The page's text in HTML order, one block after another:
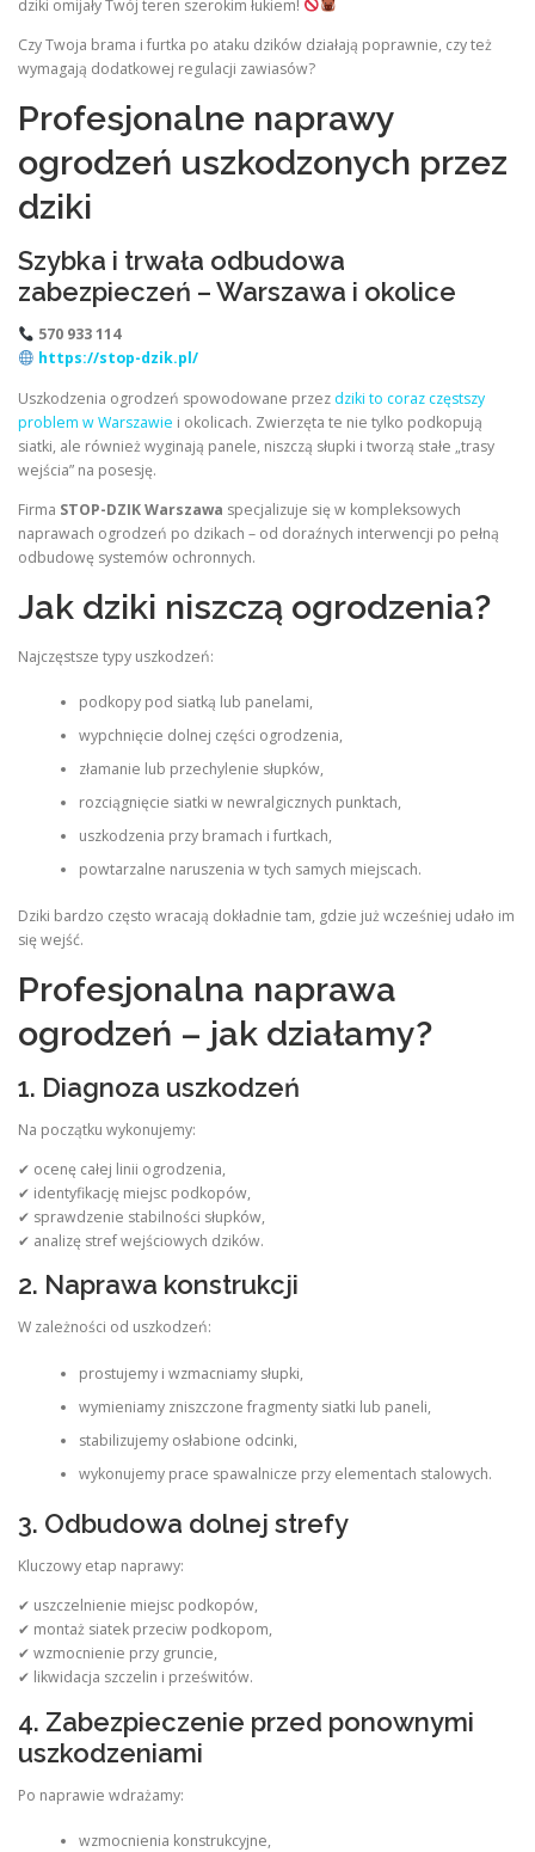
dziki omijały Twój teren szerokim łukiem!
Czy Twoja brama i furtka po ataku dzików działają poprawnie, czy też
wymagają dodatkowej regulacji zawiasów?
Profesjonalne naprawy
ogrodzeń uszkodzonych przez
dziki
Szybka i trwała odbudowa
zabezpieczeń – Warszawa i okolice
570 933 114
https://stop-dzik.pl/
Uszkodzenia ogrodzeń spowodowane przez dziki to coraz częstszy
problem w Warszawie i okolicach. Zwierzęta te nie tylko podkopują
siatki, ale również wyginają panele, niszczą słupki i tworzą stałe „trasy
wejścia” na posesję.
Firma STOP-DZIK Warszawa specjalizuje się w kompleksowych
naprawach ogrodzeń po dzikach – od doraźnych interwencji po pełną
odbudowę systemów ochronnych.
Jak dziki niszczą ogrodzenia?
Najczęstsze typy uszkodzeń:
podkopy pod siatką lub panelami,
wypchnięcie dolnej części ogrodzenia,
złamanie lub przechylenie słupków,
rozciągnięcie siatki w newralgicznych punktach,
uszkodzenia przy bramach i furtkach,
powtarzalne naruszenia w tych samych miejscach.
Dziki bardzo często wracają dokładnie tam, gdzie już wcześniej udało im
się wejść.
Profesjonalna naprawa
ogrodzeń – jak działamy?
1. Diagnoza uszkodzeń
Na początku wykonujemy:
✔ ocenę całej linii ogrodzenia,
✔ identyfikację miejsc podkopów,
✔ sprawdzenie stabilności słupków,
✔ analizę stref wejściowych dzików.
2. Naprawa konstrukcji
W zależności od uszkodzeń:
prostujemy i wzmacniamy słupki,
wymieniamy zniszczone fragmenty siatki lub paneli,
stabilizujemy osłabione odcinki,
wykonujemy prace spawalnicze przy elementach stalowych.
3. Odbudowa dolnej strefy
Kluczowy etap naprawy:
✔ uszczelnienie miejsc podkopów,
✔ montaż siatek przeciw podkopom,
✔ wzmocnienie przy gruncie,
✔ likwidacja szczelin i prześwitów.
4. Zabezpieczenie przed ponownymi
uszkodzeniami
Po naprawie wdrażamy:
wzmocnienia konstrukcyjne,